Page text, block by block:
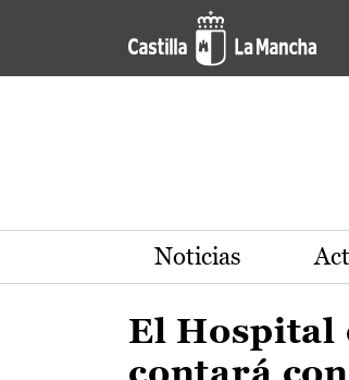
Pasar al contenido principal
Actualidad de la
Noticias
El Hospital